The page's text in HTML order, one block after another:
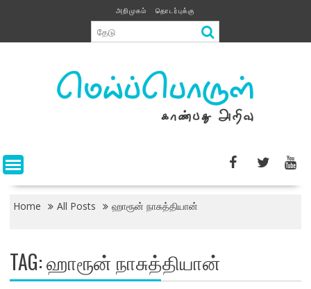
content
அறிமுகம் தொடர்புக்கு
Home All Posts ஹாரூன் நாசுத்தியான்
TAG:ஹாரூன் நாசுத்தியான்